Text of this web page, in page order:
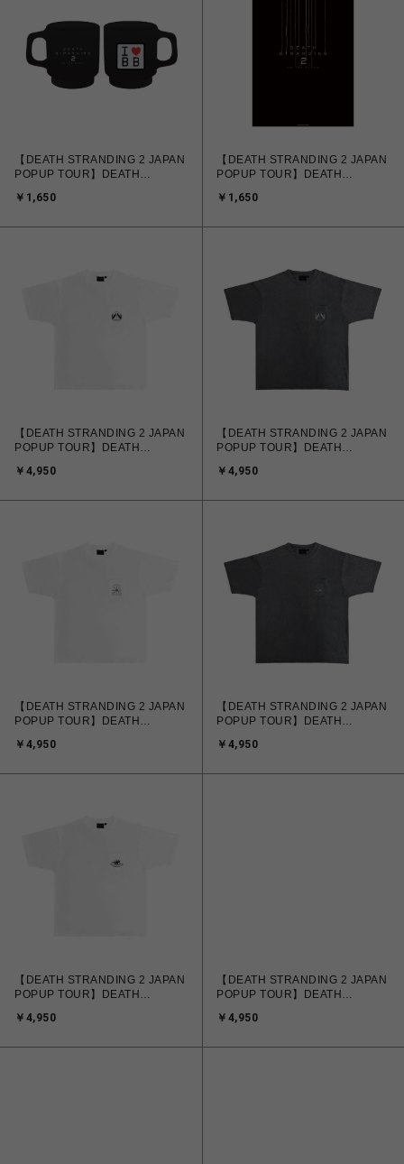
【DEATH STRANDING 2 JAPAN
POPUP TOUR】DEATH
￥1,650
【DEATH STRANDING 2 JAPAN
POPUP TOUR】DEATH
￥1,650
【DEATH STRANDING 2 JAPAN
POPUP TOUR】DEATH
DRAWBRIDGE ver. ホワイト
￥4,950
【DEATH STRANDING 2 JAPAN
POPUP TOUR】DEATH
DRAWBRIDGE ver. グレー
￥4,950
【DEATH STRANDING 2 JAPAN
POPUP TOUR】DEATH
APAC ver. ホワイト
￥4,950
【DEATH STRANDING 2 JAPAN
POPUP TOUR】DEATH
APAC ver. グレー
￥4,950
【DEATH STRANDING 2 JAPAN
POPUP TOUR】DEATH
DHV MAGELLAN ver. ホワイト
￥4,950
【DEATH STRANDING 2 JAPAN
POPUP TOUR】DEATH
DHV MAGELLAN ver. グレー
￥4,950